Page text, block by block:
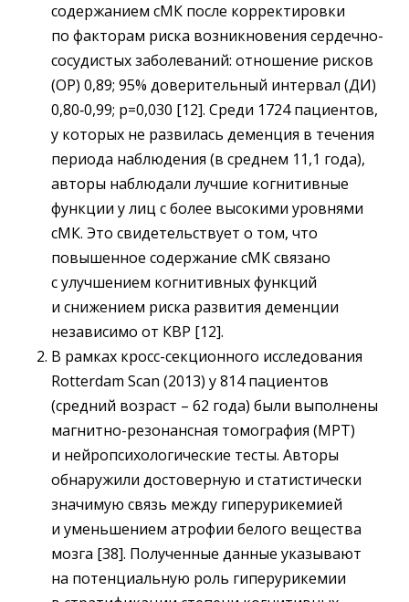
содержанием сМК после корректировки
по факторам риска возникновения сердечно-
сосудистых заболеваний: отношение рисков
(ОР) 0,89; 95% доверительный интервал (ДИ)
0,80‑0,99; р=0,030 [12]. Среди 1724 пациентов,
у которых не развилась деменция в течения
периода наблюдения (в среднем 11,1 года),
авторы наблюдали лучшие когнитивные
функции у лиц с более высокими уровнями
сМК. Это свидетельствует о том, что
повышенное содержание сМК связано
с улучшением когнитивных функций
и снижением риска развития деменции
независимо от КВР [12].
В рамках кросс-секционного исследования
Rotterdam Scan (2013) у 814 пациентов
(средний возраст – ​62 года) были выполнены
магнитно-резонансная томография (МРТ)
и нейропсихологические тесты. Авторы
обнаружили достоверную и статистически
значимую связь между гиперурикемией
и уменьшением атрофии белого вещества
мозга [38]. Полученные данные указывают
на потенциальную роль гиперурикемии